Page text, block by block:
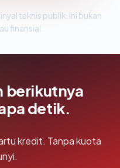
teknis publik. Ini bukan
finansial.
berikutnya
detik.
kredit. Tanpa kuota